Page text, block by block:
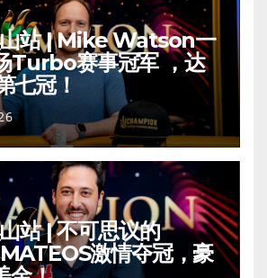
站 | Mike Watson一
Turbo赛事冠军 ，达
七冠！
站 | 不可思议的
激情夺冠，豪